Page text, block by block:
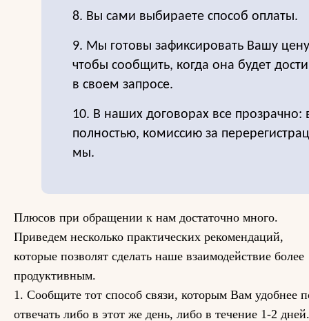
8. Вы сами выбираете способ оплаты.
9. Мы готовы зафиксировать Вашу
чтобы сообщить, когда она будет
в своем запросе.
10. В наших договорах все прозрачно:
полностью, комиссию за
мы.
Плюсов при обращении к нам достаточно много.
Приведем несколько практических рекомендаций,
которые позволят сделать наше взаимодействие более
продуктивным.
1. Сообщите тот способ связи, которым Вам удобнее
отвечать либо в этот же день, либо в течение 1-2